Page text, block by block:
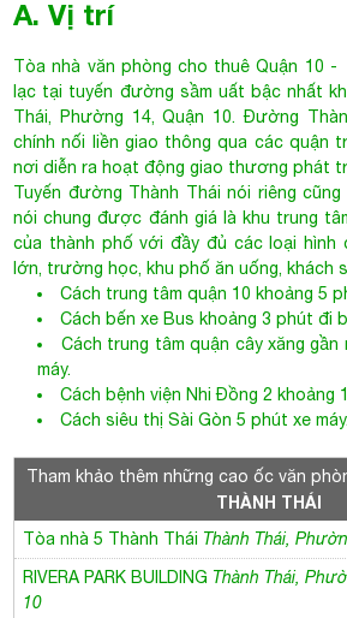
lạc tại tuyến đường sầm uất bậc nhất
chính nối liền giao thông qua các quận
nơi diễn ra hoạt động giao thương phát
Tuyến đường Thành Thái nói riêng
nói chung được đánh giá là khu trung
của thành phố với đầy đủ các loại hình
lớn, trường học, khu phố ăn uống,
Cách trung tâm quận 10 khoảng 5
Cách bến xe Bus khoảng 3 phút đi
Cách trung tâm quận cây xăng gần
máy.
Cách bệnh viện Nhi Đồng 2 khoảng
Cách siêu thị Sài Gòn 5 phút xe
Tham khảo thêm những cao ốc văn
THÀNH THÁI
Tòa nhà 5 Thành TháiThành Thái,
Thành Thái,
10
TRUNG NAM BUILDINGThành Thái,